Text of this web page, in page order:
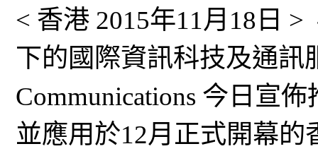
< 香港 2015年11月18日
下的國際資訊科技及通訊
Communications 今日宣
並應用於12月正式開幕的